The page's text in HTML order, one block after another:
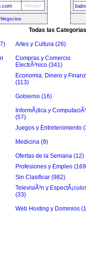
Ofertar!
Todas las Categorias
Artes y Cultura (26)
Compras y Comercio
ElectrÃ³nico (341)
Economia, Dinero y
(113)
Gobierno (16)
InformÃ¡tica y
(57)
Juegos y Entretenimiento
Medicina (9)
Ofertas de la Semana (12)
Profesiones y Empleo
Sin Clasificar (982)
TelevisiÃ³n y
(33)
Web Hosting y Dominios